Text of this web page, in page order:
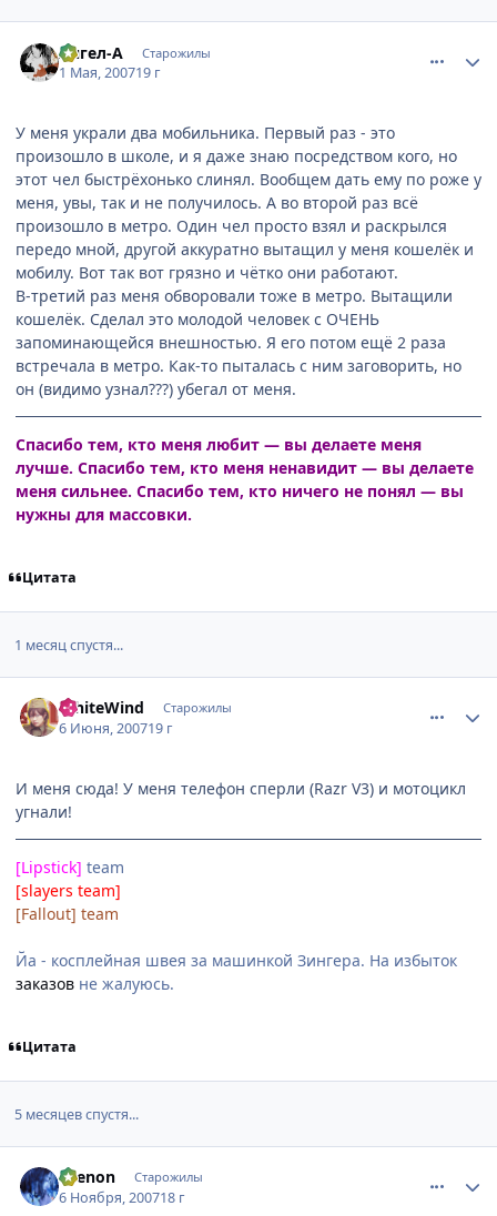
Ангел-А Старожилы
1 Мая, 200719 г
У меня украли два мобильника. Первый раз - это
произошло в школе, и я даже знаю посредством кого, но
этот чел быстрёхонько слинял. Вообщем дать ему по роже у
меня, увы, так и не получилось. А во второй раз всё
произошло в метро. Один чел просто взял и раскрылся
передо мной, другой аккуратно вытащил у меня кошелёк и
мобилу. Вот так вот грязно и чётко они работают.
В-третий раз меня обворовали тоже в метро. Вытащили
кошелёк. Сделал это молодой человек с ОЧЕНЬ
запоминающейся внешностью. Я его потом ещё 2 раза
встречала в метро. Как-то пыталась с ним заговорить, но
он (видимо узнал???) убегал от меня.
Спасибо тем, кто меня любит — вы делаете меня
лучше. Спасибо тем, кто меня ненавидит — вы делаете
меня сильнее. Спасибо тем, кто ничего не понял — вы
нужны для массовки.
Цитата
1 месяц спустя...
WhiteWind Старожилы
6 Июня, 200719 г
И меня сюда! У меня телефон сперли (Razr V3) и мотоцикл
угнали!
[Lipstick] team
[slayers team]
[Fallout] team
Йа - косплейная швея за машинкой Зингера. На избыток
заказов не жалуюсь.
Цитата
5 месяцев спустя...
Ksenon Старожилы
6 Ноября, 200718 г